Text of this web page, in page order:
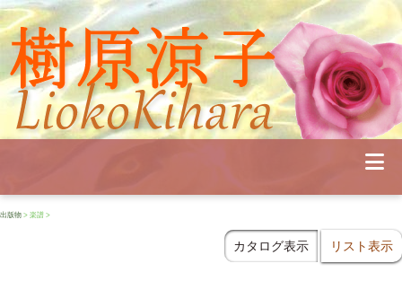
Profile
Concert
Seminar
Diary
Contact
出版物 > 楽譜 >
カタログ表示 リスト表示